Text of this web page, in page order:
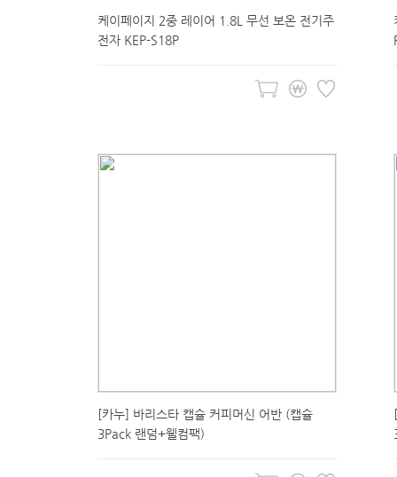
케이페이지 2중 레이어 1.8L 무선 보온 전기주
전자 KEP-S18P
[카누] 바리스타 캡슐 커피머신 어반 (캡슐
3Pack 랜덤+웰컴팩)